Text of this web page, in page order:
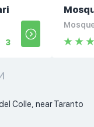
3
Colle, near Taranto